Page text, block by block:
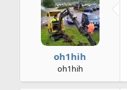
oh1hih
oh1hih